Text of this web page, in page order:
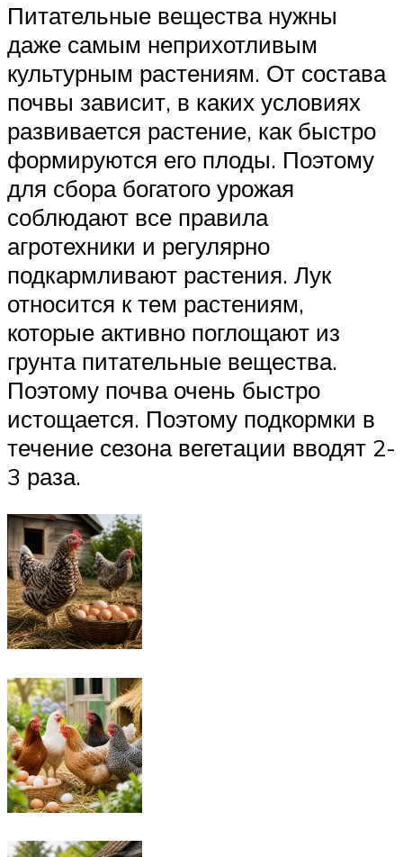
Питательные вещества нужны
даже самым неприхотливым
культурным растениям. От состава
почвы зависит, в каких условиях
развивается растение, как быстро
формируются его плоды. Поэтому
для сбора богатого урожая
соблюдают все правила
агротехники и регулярно
подкармливают растения. Лук
относится к тем растениям,
которые активно поглощают из
грунта питательные вещества.
Поэтому почва очень быстро
истощается. Поэтому подкормки в
течение сезона вегетации вводят 2-
3 раза.